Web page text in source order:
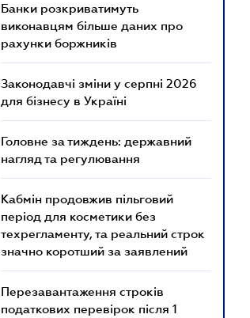
Банки розкриватимуть
виконавцям більше даних про
рахунки боржників
Законодавчі зміни у серпні 2026
для бізнесу в Україні
Головне за тиждень: державний
нагляд та регулювання
Кабмін продовжив пільговий
період для косметики без
техрегламенту, та реальний строк
значно коротший за заявлений
Перезавантаження строків
податкових перевірок після 1